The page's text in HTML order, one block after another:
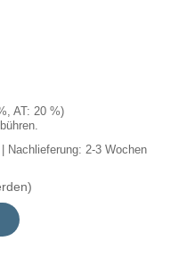
AT: 20 %)
Nachlieferung: 2-3 Wochen